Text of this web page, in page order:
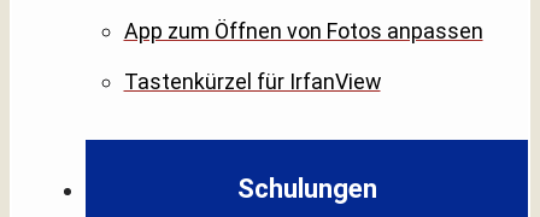
App zum Öffnen von Fotos anpassen
Tastenkürzel für IrfanView
Schulungen